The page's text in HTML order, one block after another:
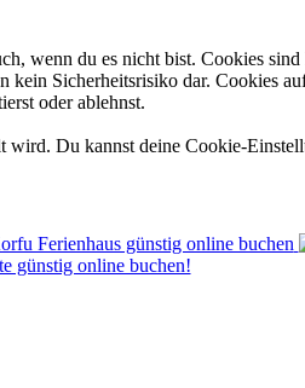
wenn du es nicht bist. Cookies
Sicherheitsrisiko dar. Cookies
oder ablehnst.
Du kannst deine Cookie-